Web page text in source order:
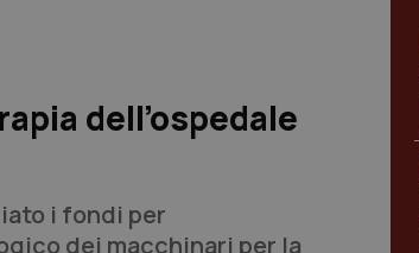
dell’ospedale
i fondi per
dei macchinari per la